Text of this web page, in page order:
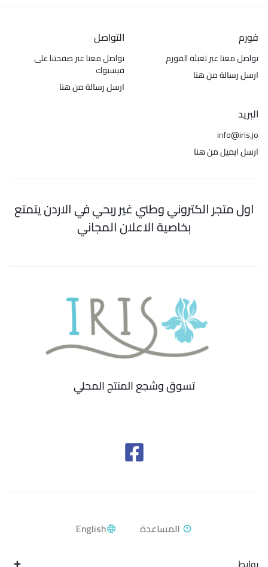
فورم
تواصل معنا عبر تعبئة الفورم
ارسل رسالة من هنا
التواصل
تواصل معنا عبر صفحتنا على
فيسبوك
ارسل رسالة من هنا
البريد
info@iris.jo
ارسل ايميل من هنا
اول متجر الكتروني وطني غير ربحي في الاردن يتمتع
بخاصية الاعلان المجاني
تسوق وشجع المنتج المحلي
English